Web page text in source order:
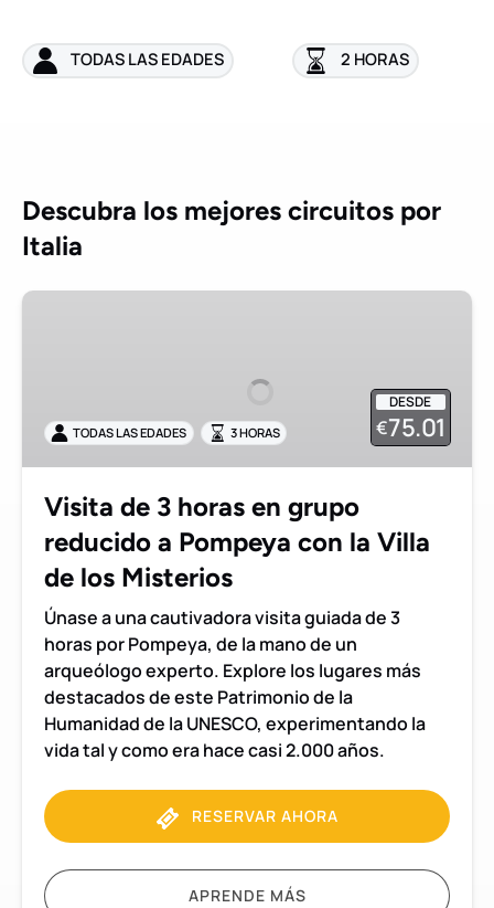
TODAS LAS EDADES 2 HORAS
Descubra los mejores circuitos por
Italia
Visita
grupo
reducido
Pompeya
con
Villa
los
Misterios
DESDE
€75.01
TODAS LAS EDADES 3 HORAS
Visita de 3 horas en grupo
reducido a Pompeya con la Villa
de los Misterios
Únase a una cautivadora visita guiada de 3
horas por Pompeya, de la mano de un
arqueólogo experto. Explore los lugares más
destacados de este Patrimonio de la
Humanidad de la UNESCO, experimentando la
vida tal y como era hace casi 2.000 años.
RESERVAR AHORA
APRENDE MÁS